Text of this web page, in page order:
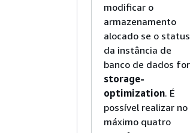
modificar o
armazenamento
alocado se o status
da instância de
banco de dados for
storage-
optimization. É
possível realizar no
máximo quatro